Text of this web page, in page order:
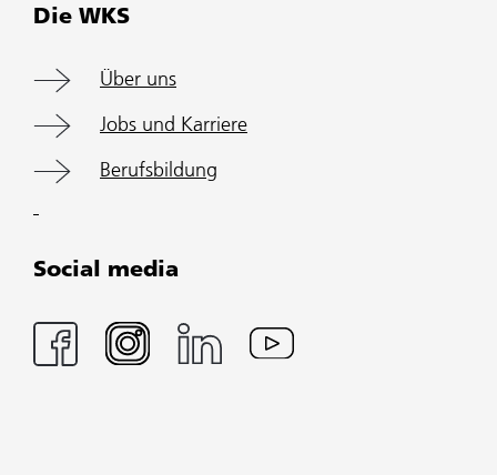
Die WKS
Über uns
Jobs und Karriere
Berufsbildung
Social media